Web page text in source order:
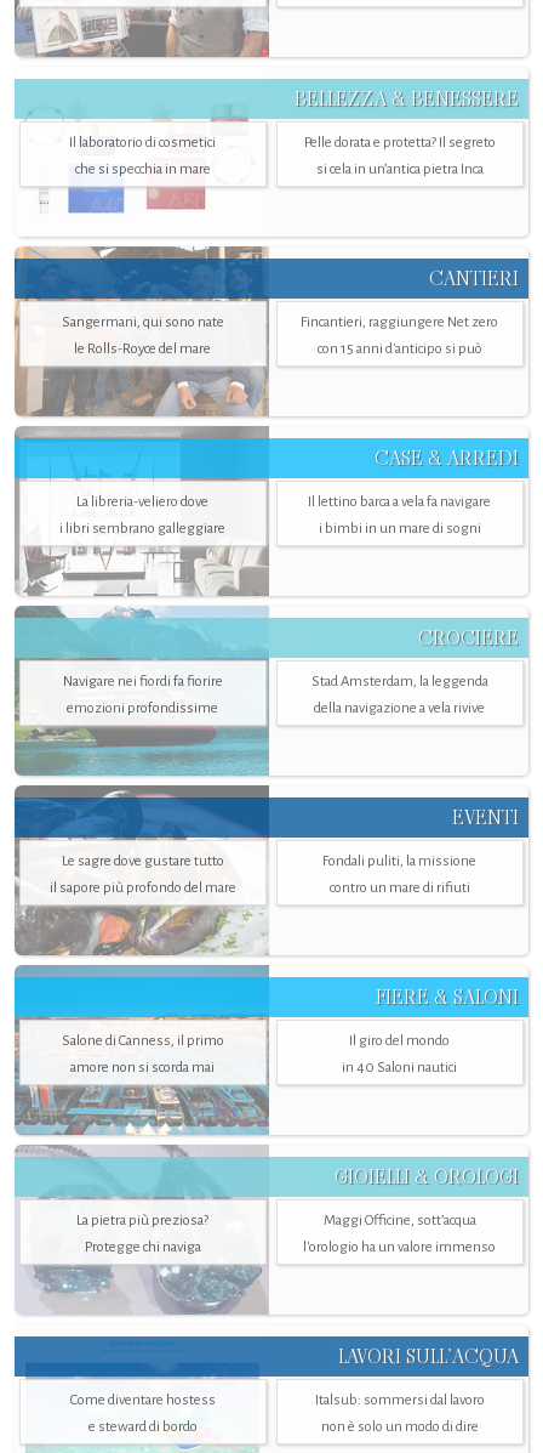
BELLEZZA & BENESSERE
Il laboratorio di cosmetici
che si specchia in mare
Pelle dorata e protetta? Il segreto
si cela in un’antica pietra Inca
CANTIERI
Sangermani, qui sono nate
le Rolls-Royce del mare
Fincantieri, raggiungere Net zero
con 15 anni d'anticipo si può
CASE & ARREDI
La libreria-veliero dove
i libri sembrano galleggiare
Il lettino barca a vela fa navigare
i bimbi in un mare di sogni
CROCIERE
Navigare nei fiordi fa fiorire
emozioni profondissime
Stad Amsterdam, la leggenda
della navigazione a vela rivive
EVENTI
Le sagre dove gustare tutto
il sapore più profondo del mare
Fondali puliti, la missione
contro un mare di rifiuti
FIERE & SALONI
Salone di Canness, il primo
amore non si scorda mai
Il giro del mondo
in 40 Saloni nautici
GIOIELLI & OROLOGI
La pietra più preziosa?
Protegge chi naviga
Maggi Officine, sott’acqua
l'orologio ha un valore immenso
LAVORI SULL’ACQUA
Come diventare hostess
e steward di bordo
Italsub: sommersi dal lavoro
non è solo un modo di dire